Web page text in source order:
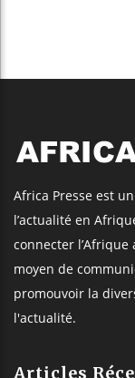
Africa Presse est
l’actualité en
connecter
moyen de
promouvoir la
l'actualité.
Articles